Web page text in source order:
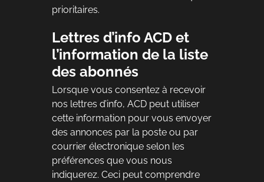
prioritaires.
Lettres d’info ACD et
l’information de la liste
des abonnés
Lorsque vous consentez à recevoir
nos lettres d’info, ACD peut utiliser
cette information pour vous envoyer
des annonces par la poste ou par
courrier électronique selon les
préférences que vous nous
indiquerez. Ceci peut comprendre